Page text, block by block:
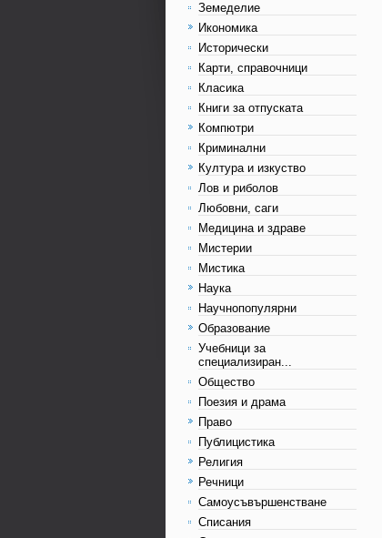
Земеделие
Икономика
Исторически
Карти, справочници
Класика
Книги за отпуската
Компютри
Криминални
Култура и изкуство
Лов и риболов
Любовни, саги
Медицина и здраве
Мистерии
Мистика
Наука
Научнопопулярни
Образование
Учебници за
специализиран...
Общество
Поезия и драма
Право
Публицистика
Религия
Речници
Самоусъвършенстване
Списания